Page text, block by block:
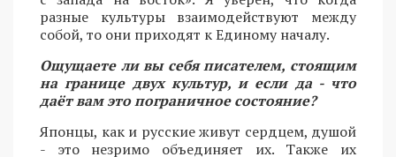
разные культуры взаимодействуют между
собой, то они приходят к Единому началу.
Ощущаете ли вы себя писателем, стоящим
на границе двух культур, и если да - что
даёт вам это пограничное состояние?
Японцы, как и русские живут сердцем, душой
- это незримо объединяет их. Также их